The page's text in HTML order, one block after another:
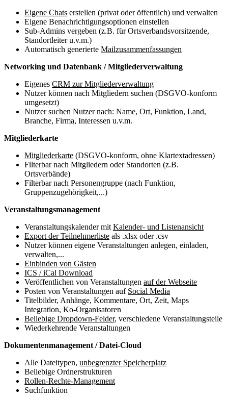
Eigene Chats erstellen (privat oder öffentlich) und verwalten
Eigene Benachrichtigungsoptionen einstellen
Sub-Admins vergeben (z.B. für Ortsverbandsvorsitzende,
Standortleiter u.v.m.)
Automatisch generierte Mailzusammenfassungen
Networking und Datenbank / Mitgliederverwaltung
Eigenes CRM zur Mitgliederverwaltung
Nutzer können nach Mitgliedern suchen (DSGVO-konform
umgesetzt)
Nutzer suchen Nutzer nach: Name, Ort, Funktion, Land,
Branche, Firma, Interessen u.v.m.
Mitgliederkarte
Mitgliederkarte (DSGVO-konform, ohne Klartextadressen)
Filterbar nach Mitgliedern oder Standorten (z.B.
Ortsverbände)
Filterbar nach Personengruppe (nach Funktion,
Gruppenzugehörigkeit,...)
Veranstaltungsmanagement
Veranstaltungskalender mit Kalender- und Listenansicht
Export der Teilnehmerliste als .xlsx oder .csv
Nutzer können eigene Veranstaltungen anlegen, einladen,
verwalten,...
Einbinden von Gästen
ICS / iCal Download
Veröffentlichen von Veranstaltungen auf der Webseite
Posten von Veranstaltungen auf Social Media
Titelbilder, Anhänge, Kommentare, Ort, Zeit, Maps
Integration, Ko-Organisatoren
Beliebige Dropdown-Felder, verschiedene Veranstaltungsteile
Wiederkehrende Veranstaltungen
Dokumentenmanagement / Datei-Cloud
Alle Dateitypen, unbegrenzter Speicherplatz
Beliebige Ordnerstrukturen
Rollen-Rechte-Management
Suchfunktion